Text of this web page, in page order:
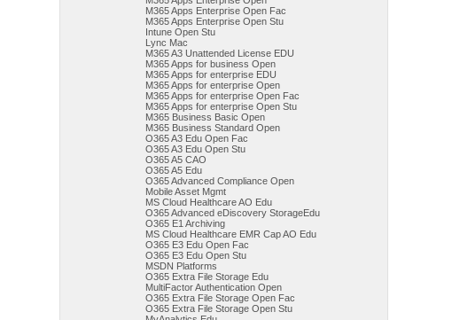
M365 Apps Enterprise Open Fac
M365 Apps Enterprise Open Stu
Intune Open Stu
Lync Mac
M365 A3 Unattended License EDU
M365 Apps for business Open
M365 Apps for enterprise EDU
M365 Apps for enterprise Open
M365 Apps for enterprise Open Fac
M365 Apps for enterprise Open Stu
M365 Business Basic Open
M365 Business Standard Open
O365 A3 Edu Open Fac
O365 A3 Edu Open Stu
O365 A5 CAO
O365 A5 Edu
O365 Advanced Compliance Open
Mobile Asset Mgmt
MS Cloud Healthcare AO Edu
O365 Advanced eDiscovery StorageEdu
O365 E1 Archiving
MS Cloud Healthcare EMR Cap AO Edu
O365 E3 Edu Open Fac
O365 E3 Edu Open Stu
MSDN Platforms
O365 Extra File Storage Edu
MultiFactor Authentication Open
O365 Extra File Storage Open Fac
O365 Extra File Storage Open Stu